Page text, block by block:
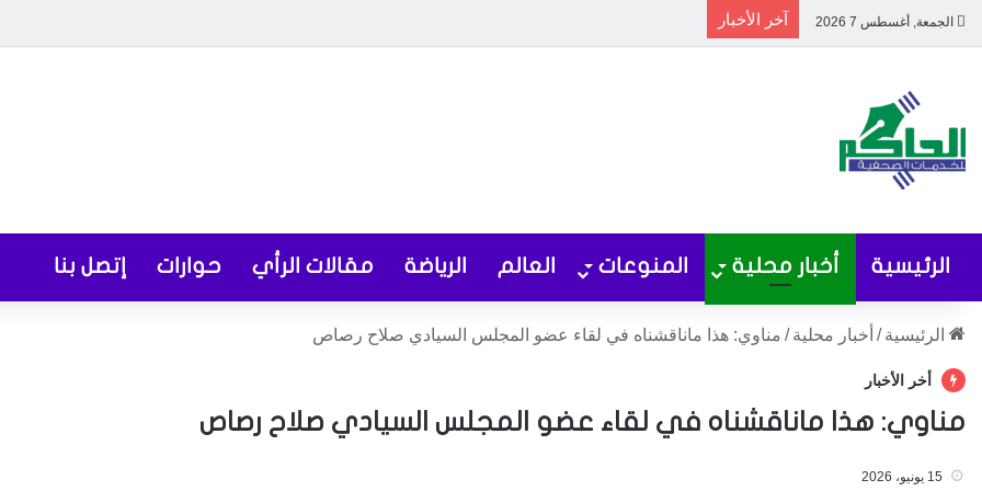
الجمعة, أغسطس 7 2026 آخر الأخبار
الرئيسية أخبار محلية المنوعات العالم الرياضة مقالات الرأي حوارات إتصل بنا
الرئيسية / أخبار محلية / مناوي: هذا ماناقشناه في لقاء عضو المجلس السيادي صلاح رصاص
أخر الأخبار
مناوي: هذا ماناقشناه في لقاء عضو المجلس السيادي صلاح رصاص
15 يونيو، 2026